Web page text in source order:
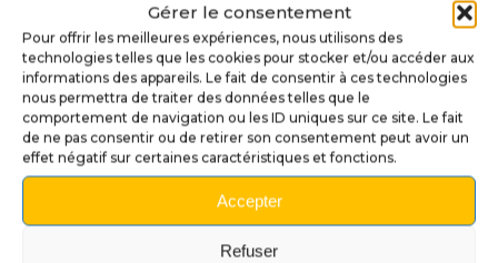
Gérer le consentement
Pour offrir les meilleures expériences, nous utilisons des
technologies telles que les cookies pour stocker et/ou accéder aux
informations des appareils. Le fait de consentir à ces technologies
nous permettra de traiter des données telles que le
comportement de navigation ou les ID uniques sur ce site. Le fait
de ne pas consentir ou de retirer son consentement peut avoir un
effet négatif sur certaines caractéristiques et fonctions.
Accepter
Refuser
installation.
Cette méthode permet une pose parfaitement
uniforme
avec une finition totalement intégrée autour de la tige
du lanceur.
Commencez par ouvrir la porte du flipper.
lockbar,
puis faites coulisser délicatement la vitre du playfield
afin d’accéder facilement